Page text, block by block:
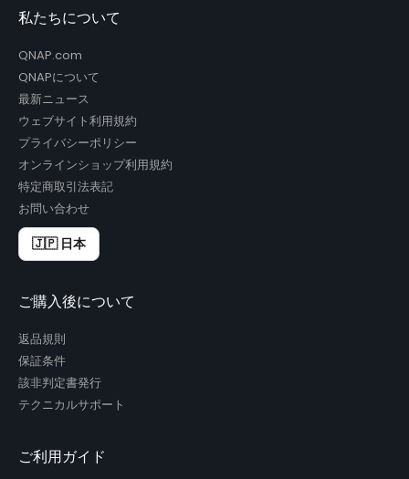
私たちについて
QNAP.com
QNAPについて
最新ニュース
ウェブサイト利用規約
プライバシーポリシー
オンラインショップ利用規約
特定商取引法表記
お問い合わせ
🇯🇵 日本
ご購入後について
返品規則
保証条件
該非判定書発行
テクニカルサポート
ご利用ガイド